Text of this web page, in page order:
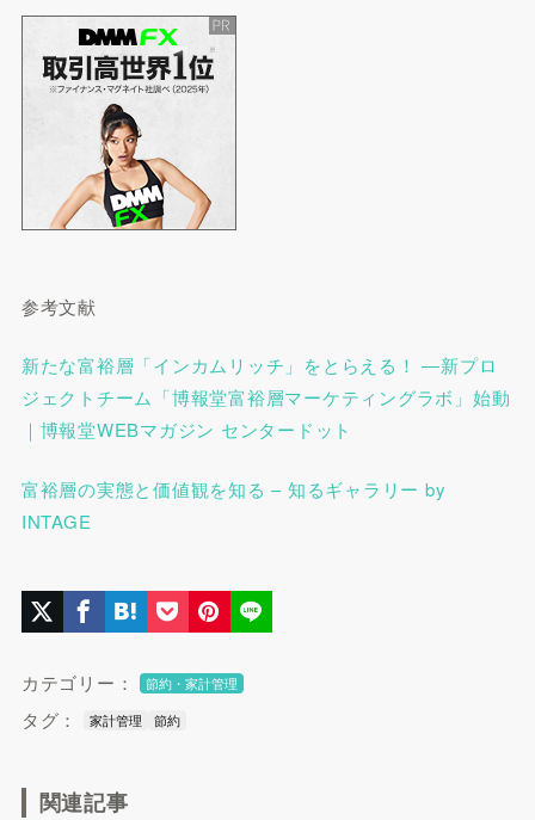
参考文献
新たな富裕層「インカムリッチ」をとらえる！ ―新プロ
ジェクトチーム「博報堂富裕層マーケティングラボ」始動
｜博報堂WEBマガジン センタードット
富裕層の実態と価値観を知る – 知るギャラリー by
INTAGE
カテゴリー： 節約・家計管理
タグ： 家計管理 節約
関連記事